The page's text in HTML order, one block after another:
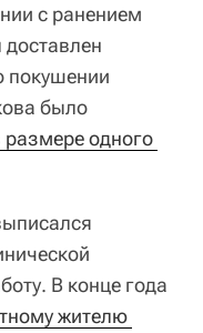
с ранением
покушении
было
размере одного
В конце года
жителю